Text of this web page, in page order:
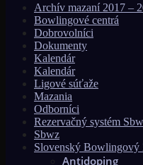
Archív mazaní 2017 –
Bowlingové centrá
Dobrovolníci
Dokumenty
Kalendár
Kalendár
Ligové súťaže
Mazania
Odborníci
Rezervačný systém
Sbwz
Slovenský Bowlingový
Antidoping